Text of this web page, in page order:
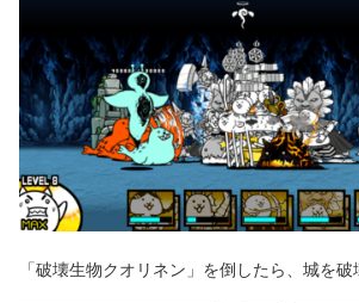
「破壊生物クオリネン」を倒したら、城を破